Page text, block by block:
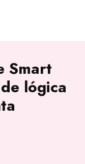
Smart
lógica